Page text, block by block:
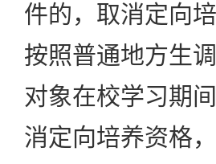
件的，取消定向
按照普通地方生
对象在校学习期
消定向培养资格